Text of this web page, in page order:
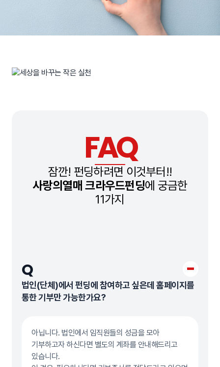
FAQ
잠깐! 펀딩하려면 이것부터!!
사랑의열매 크라우드펀딩에 궁금한
11가지
Q
법인(단체)에서 펀딩에 참여하고 싶은데 홈페이지를
통한 기부만 가능한가요?
아닙니다. 법인에서 임직원들의 성금을 모아
기부하고자 하신다면 별도의 계좌를 안내해드리고
있습니다.